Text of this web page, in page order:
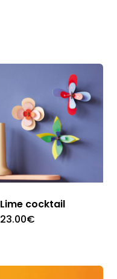
Lime cocktail
23.00€